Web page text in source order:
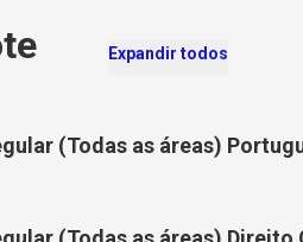
Expandir todos
(Todas as áreas)